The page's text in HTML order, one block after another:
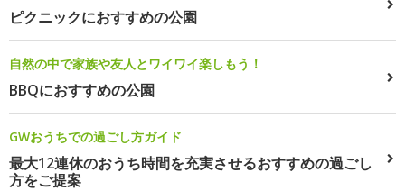
ピクニックにおすすめの公園
自然の中で家族や友人とワイワイ楽しもう！
BBQにおすすめの公園
GWおうちでの過ごし方ガイド
最大12連休のおうち時間を充実させるおすすめの過ごし
方をご提案